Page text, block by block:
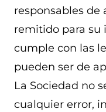
responsables de
remitido para su
cumple con las
pueden ser de
La Sociedad no
cualquier error,